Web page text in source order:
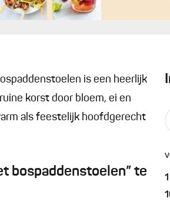
1
is een heerlijk
korst door bloem, ei en
als feestelijk hoofdgerecht
bospaddenstoelen” te